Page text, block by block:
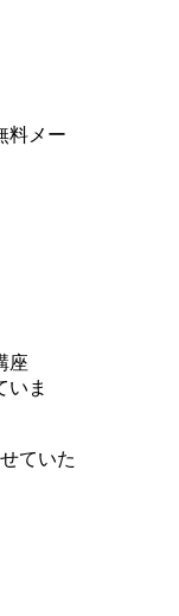
料メー
座
いま
ていた